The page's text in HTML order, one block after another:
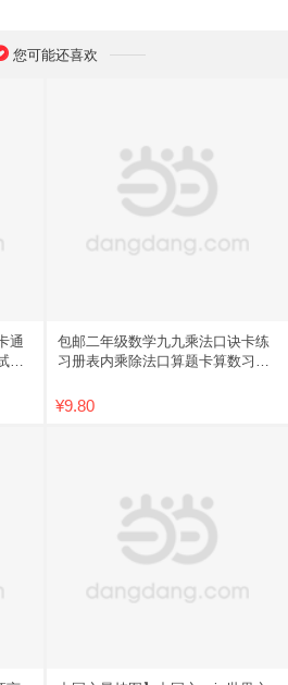
您可能还喜欢
通
包邮二年级数学九九乘法口诀卡练
习册表内乘除法口算题卡算数习题
¥9.80